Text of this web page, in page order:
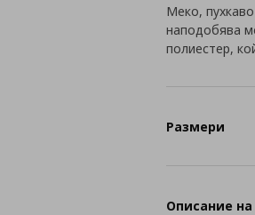
Меко,
наподобява
полиестер,
Размери
Описание